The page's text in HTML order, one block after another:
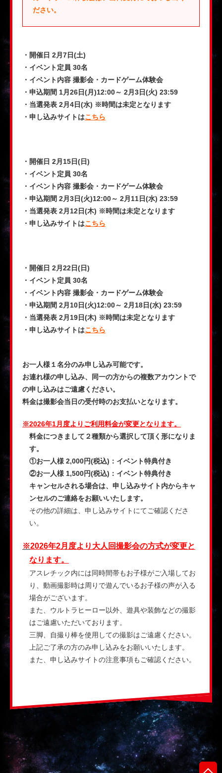
ださい。
・開催日 2月7日(土)
・イベント定員 30名
・イベント内容 撮影会・カードゲーム体験会
・申込期間 1月26日(月)12:00～ 2月3日(火) 23:59
・当選発表 2月4日(水) ※時間は未定となります
・申し込みサイトはこちら
・開催日 2月15日(日)
・イベント定員 30名
・イベント内容 撮影会・カードゲーム体験会
・申込期間 2月3日(火)12:00～ 2月11日(水) 23:59
・当選発表 2月12日(木) ※時間は未定となります
・申し込みサイトはこちら
・開催日 2月22日(日)
・イベント定員 30名
・イベント内容 撮影会・カードゲーム体験会
・申込期間 2月10日(火)12:00～ 2月18日(水) 23:59
・当選発表 2月19日(木) ※時間は未定となります
・申し込みサイトはこちら
お一人様１名分のみ申し込み可能です。
お連れ様の申し込み、同一の方からの複数アカウントで
の申し込みはご遠慮ください。
料金は撮影会当日の受付時のお支払いとなります。
※2026年1月度よりご利用料金が変更となります。
料金につきまして２種類から選択して頂く形になりま
す。
①お一人様 2,000円(税込)：イベント特典付き
②お一人様 1,500円(税込)：イベント特典付き
キャンセルされる場合は、申し込みサイト内からキャ
ンセルのご連絡をお願いいたします。
その他の詳細は、申し込みサイトにてご確認くださ
い。
※2026年2月度より大人回撮影会の方式が変更と
なります。
アスレチック内には同時間帯もお子様がご入場してお
り、動画撮影時は周りで遊んでいるお子様の声が入る
場合がございます。
また、ウルトラヒーロー以外、遊具や装飾などの撮影
はご遠慮いただいております。
三脚、自撮り棒を使用しての撮影はご遠慮ください。
上記ご了承の方のみ申し込みをお願いいたします。
また、申し込みサイトの注意事項もご確認ください。